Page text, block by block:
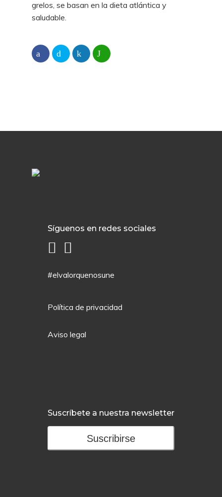
grelos, se basan en la dieta atlántica y
saludable.
Síguenos en redes sociales
#elvalorquenosune
Política de privacidad
Aviso legal
Suscríbete a nuestra newsletter
Suscribirse